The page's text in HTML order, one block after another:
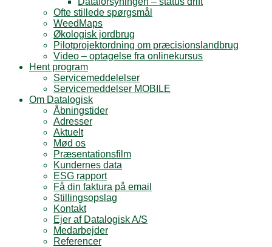
Ofte stillede spørgsmål
WeedMaps
Økologisk jordbrug
Pilotprojektordning om præcisionslandbrug
Video – optagelse fra onlinekursus
Hent program
Servicemeddelelser
Servicemeddelser MOBILE
Om Datalogisk
Åbningstider
Adresser
Aktuelt
Mød os
Præsentationsfilm
Kundernes data
ESG rapport
Få din faktura på email
Stillingsopslag
Kontakt
Ejer af Datalogisk A/S
Medarbejder
Referencer